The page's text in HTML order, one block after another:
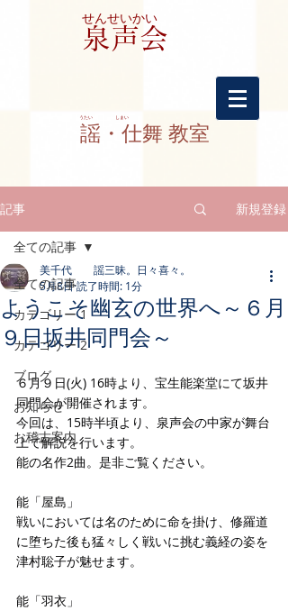
​泉声会
せんせいかい
謡・仕舞 教室
​うたい しまい
記事 新規登録
全ての記事
カテゴリー 1
カテゴリー 2
ブログ
お知らせ
お稽古案内
全ての記事
ようこそ幽玄の世界へ～６月
９日坂井同門会～
美千代 謡三昧。日々喜々。
5月8日読了時間: 1分
６月９日(火) 16時より、宝生能楽堂にて坂井
同門会が開催されます。
今回は、15時半頃より、泉声会の中家が舞台
上で解説を行います。
能の名作2曲。是非ご覧ください。
能「屋島」
戦いにおいては名のために命を掛け、修羅道
に堕ちた後も猛々しく戦いに挑む義経の姿を
津村聡子が魅せます。
能「羽衣」